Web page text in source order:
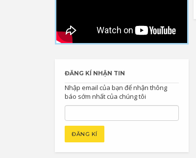
ĐĂNG KÍ NHẬN TIN
Nhập email của bạn để nhận thông
báo sớm nhất của chúng tôi